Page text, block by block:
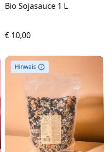
Bio Sojasauce 1 L
€ 10,00
Hinweis